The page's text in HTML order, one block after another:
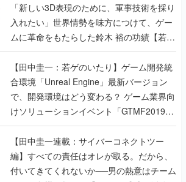
「新しい3D表現のために、軍事技術を採り
入れたい」世界情勢を味方につけて、ゲー
ムに革命をもたらした鈴木 裕の功績【若ゲ
のいたり】
【田中圭一：若ゲのいたり】ゲーム開発統
合環境「Unreal Engine」最新バージョン
で、開発環境はどう変わる？ ゲーム業界向
けソリューションイベント「GTMF2019」
に行って、より理解を深めよう【PR】
【田中圭一連載：サイバーコネクトツー
編】すべての責任はオレが取る。だから、
付いてきてくれないか──男の熱意はチーム